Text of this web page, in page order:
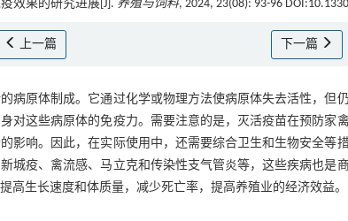
效果的研究进展[J]. 养殖与饲料, 2024, 23(08): 93-96
上一篇 下一篇
病原体制成。它通过化学或物理方法使病原体失去活性，但
对这些病原体的免疫力。需要注意的是，灭活疫苗在预防家
影响。因此，在实际使用中，还需要综合卫生和生物安全等
城疫、禽流感、马立克和传染性支气管炎等，这些疾病也是
高生长速度和体质量，减少死亡率，提高养殖业的经济效益。